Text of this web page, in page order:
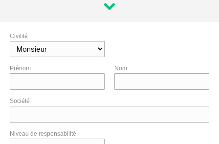
Civilité
Prénom Nom
Société
Niveau de responsabilité